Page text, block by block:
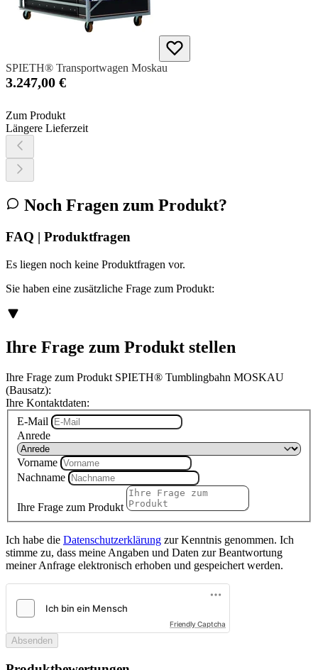
SPIETH® Transportwagen Moskau
3.247,00 €
Zum Produkt
Längere Lieferzeit
Noch Fragen zum Produkt?
FAQ | Produktfragen
Es liegen noch keine Produktfragen vor.
Sie haben eine zusätzliche Frage zum Produkt:
Ihre Frage zum Produkt stellen
Ihre Frage zum Produkt SPIETH® Tumblingbahn MOSKAU
(Bausatz):
Ihre Kontaktdaten:
E-Mail
Anrede
Vorname
Nachname
Ihre Frage zum Produkt
Ich habe die Datenschutzerklärung zur Kenntnis genommen. Ich
stimme zu, dass meine Angaben und Daten zur Beantwortung
meiner Anfrage elektronisch erhoben und gespeichert werden.
Friendly Captcha
Absenden